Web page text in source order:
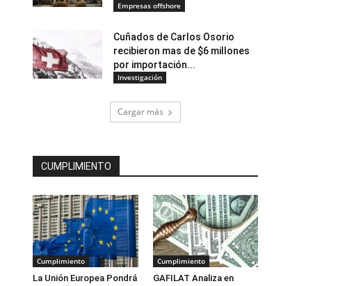
Empresas offshore
Cuñados de Carlos Osorio
recibieron mas de $6 millones
por importación...
Investigación
Cargar más
CUMPLIMIENTO
Cumplimiento
La Unión Europea Pondrá
Cumplimiento
GAFILAT Analiza en